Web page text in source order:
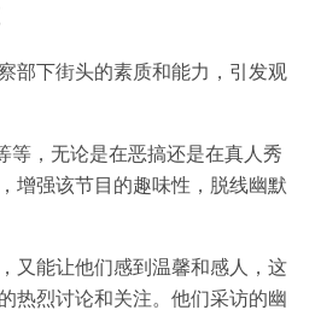
部下街头的素质和能力，引发观
等，无论是在恶搞还是在真人秀
增强该节目的趣味性，脱线幽默
又能让他们感到温馨和感人，这
热烈讨论和关注。他们采访的幽